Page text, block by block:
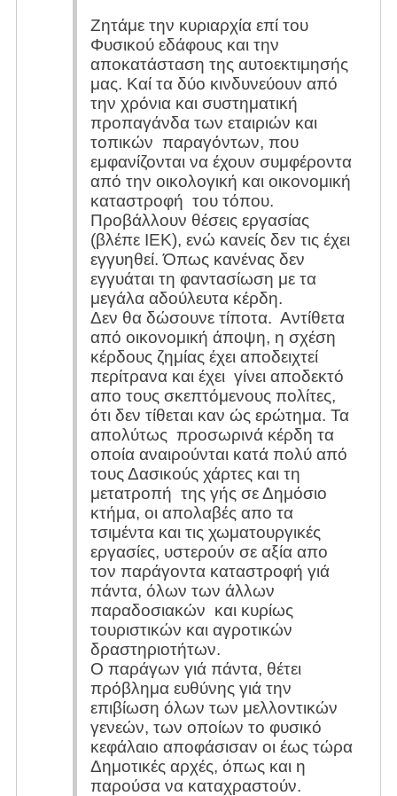
Ζητάμε την κυριαρχία επί του
Φυσικού εδάφους και την
αποκατάσταση της αυτοεκτιμησής
μας. Καί τα δύο κινδυνεύουν από
την χρόνια και συστηματική
προπαγάνδα των εταιριών και
τοπικών παραγόντων, που
εμφανίζονται να έχουν συμφέροντα
από την οικολογική και οικονομική
καταστροφή του τόπου.
Προβάλλουν θέσεις εργασίας
(βλέπε ΙΕΚ), ενώ κανείς δεν τις έχει
εγγυηθεί. Όπως κανένας δεν
εγγυάται τη φαντασίωση με τα
μεγάλα αδούλευτα κέρδη.
Δεν θα δώσουνε τίποτα. Αντίθετα
από οικονομική άποψη, η σχέση
κέρδους ζημίας έχει αποδειχτεί
περίτρανα και έχει γίνει αποδεκτό
απο τους σκεπτόμενους πολίτες,
ότι δεν τίθεται καν ώς ερώτημα. Τα
απολύτως προσωρινά κέρδη τα
οποία αναιρούνται κατά πολύ από
τους Δασικούς χάρτες και τη
μετατροπή της γής σε Δημόσιο
κτήμα, οι απολαβές απο τα
τσιμέντα και τις χωματουργικές
εργασίες, υστερούν σε αξία απο
τον παράγοντα καταστροφή γιά
πάντα, όλων των άλλων
παραδοσιακών και κυρίως
τουριστικών και αγροτικών
δραστηριοτήτων.
Ο παράγων γιά πάντα, θέτει
πρόβλημα ευθύνης γιά την
επιβίωση όλων των μελλοντικών
γενεών, των οποίων το φυσικό
κεφάλαιο αποφάσισαν οι έως τώρα
Δημοτικές αρχές, όπως και η
παρούσα να καταχραστούν.